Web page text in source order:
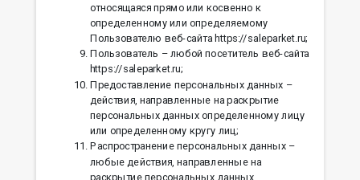
относящаяся прямо или косвенно к
определенному или определяемому
Пользователю веб-сайта https://saleparket.ru;
Пользователь – любой посетитель веб-сайта
https://saleparket.ru;
Предоставление персональных данных –
действия, направленные на раскрытие
персональных данных определенному лицу
или определенному кругу лиц;
Распространение персональных данных –
любые действия, направленные на
раскрытие персональных данных